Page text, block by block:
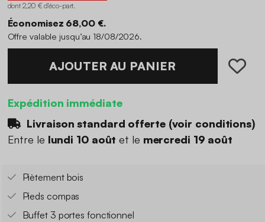
dont 2,20 € d'éco-part.
Économisez 68,00 €.
Offre valable jusqu’au 18/08/2026.
AJOUTER AU PANIER
Expédition immédiate
Livraison standard offerte (voir conditions)
Entre le lundi 10 août et le mercredi 19 août
Piètement bois
Pieds compas
Buffet 3 portes fonctionnel